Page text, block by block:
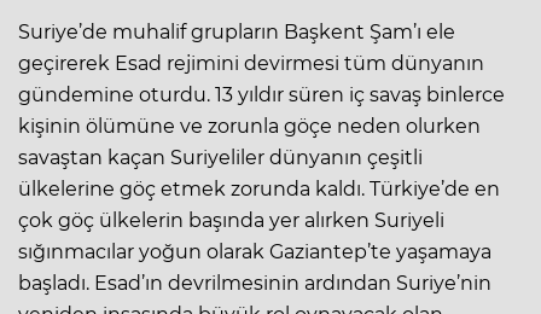
Suriye’de muhalif grupların Başkent Şam’ı ele
geçirerek Esad rejimini devirmesi tüm dünyanın
gündemine oturdu. 13 yıldır süren iç savaş binlerce
kişinin ölümüne ve zorunla göçe neden olurken
savaştan kaçan Suriyeliler dünyanın çeşitli
ülkelerine göç etmek zorunda kaldı. Türkiye’de en
çok göç ülkelerin başında yer alırken Suriyeli
sığınmacılar yoğun olarak Gaziantep’te yaşamaya
başladı. Esad’ın devrilmesinin ardından Suriye’nin